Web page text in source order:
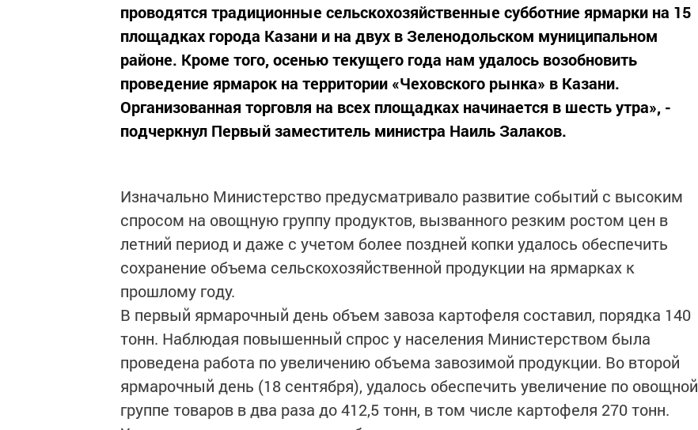
проводятся традиционные сельскохозяйственные субботние ярмарки на 15
площадках города Казани и на двух в Зеленодольском муниципальном
районе. Кроме того, осенью текущего года нам удалось возобновить
проведение ярмарок на территории «Чеховского рынка» в Казани.
Организованная торговля на всех площадках начинается в шесть утра», -
подчеркнул Первый заместитель министра Наиль Залаков.
Изначально Министерство предусматривало развитие событий с высоким
спросом на овощную группу продуктов, вызванного резким ростом цен в
летний период и даже с учетом более поздней копки удалось обеспечить
сохранение объема сельскохозяйственной продукции на ярмарках к
прошлому году.
В первый ярмарочный день объем завоза картофеля составил, порядка 140
тонн. Наблюдая повышенный спрос у населения Министерством была
проведена работа по увеличению объема завозимой продукции. Во второй
ярмарочный день (18 сентября), удалось обеспечить увеличение по овощной
группе товаров в два раза до 412,5 тонн, в том числе картофеля 270 тонн.